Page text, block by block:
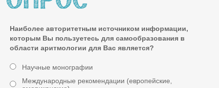
Наиболее авторитетным источником информации,
которым Вы пользуетесь для самообразования в
области аритмологии для Вас является?
Научные монографии
Международные рекомендации (европейские,